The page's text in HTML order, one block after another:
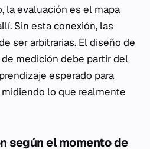
la evaluación es el mapa
Sin esta conexión, las
ser arbitrarias. El diseño de
medición debe partir del
esperado para
lo que realmente
según el momento de